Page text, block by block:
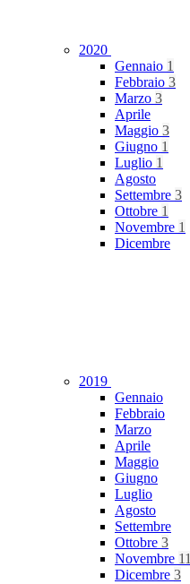
2020
Gennaio 1
Febbraio 3
Marzo 3
Aprile
Maggio 3
Giugno 1
Luglio 1
Agosto
Settembre 3
Ottobre 1
Novembre 1
Dicembre
2019
Gennaio
Febbraio
Marzo
Aprile
Maggio
Giugno
Luglio
Agosto
Settembre
Ottobre 3
Novembre 11
Dicembre 3